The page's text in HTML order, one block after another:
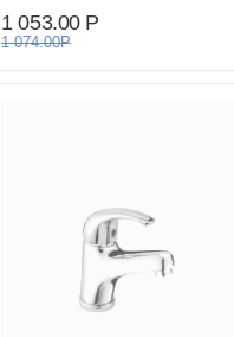
1 053.00 Р
1 074.00Р